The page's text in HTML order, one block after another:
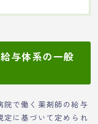
与体系の一般
院で働く薬剤師の給与
定に基づいて定められ